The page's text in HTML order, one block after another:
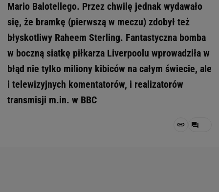
Mario Balotellego. Przez chwilę jednak wydawało
się, że bramkę (pierwszą w meczu) zdobył też
błyskotliwy Raheem Sterling. Fantastyczna bomba
w boczną siatkę piłkarza Liverpoolu wprowadziła w
błąd nie tylko miliony kibiców na całym świecie, ale
i telewizyjnych komentatorów, i realizatorów
transmisji m.in. w BBC